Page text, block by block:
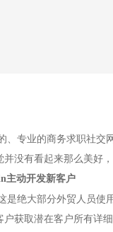
、专业的商务求职社交
并没有看起来那么美好
主动开发新客户
是绝大部分外贸人员使
获取潜在客户所有详